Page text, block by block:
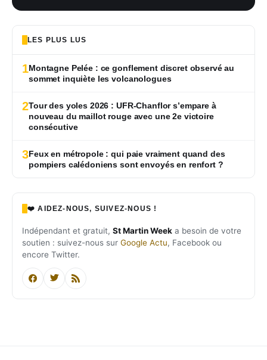
LES PLUS LUS
1Montagne Pelée : ce gonflement discret observé au
sommet inquiète les volcanologues
2Tour des yoles 2026 : UFR-Chanflor s’empare à
nouveau du maillot rouge avec une 2e victoire
consécutive
3Feux en métropole : qui paie vraiment quand des
pompiers calédoniens sont envoyés en renfort ?
❤️ AIDEZ-NOUS, SUIVEZ-NOUS !
Indépendant et gratuit, St Martin Week a besoin de votre
soutien : suivez-nous sur Google Actu, Facebook ou
encore Twitter.